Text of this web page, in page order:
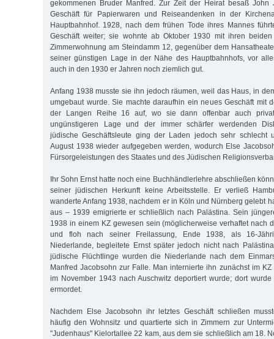
gekommenen Bruder Manfred. Zur Zeit der Heirat besaß John
Geschäft für Papierwaren und Reiseandenken in der
Hauptbahnhof. 1928, nach dem frühen Tode ihres Mannes
Geschäft weiter; sie wohnte ab Oktober 1930 mit ihren
Zimmerwohnung am Steindamm 12, gegenüber dem
seiner günstigen Lage in der Nähe des Hauptbahnhofs, vor
auch in den 1930 er Jahren noch ziemlich gut.
Anfang 1938 musste sie ihn jedoch räumen, weil das Haus, in
umgebaut wurde. Sie machte daraufhin ein neues Geschäft mit
der Langen Reihe 16 auf, wo sie dann offenbar auch
ungünstigeren Lage und der immer schärfer werdenden
jüdische Geschäftsleute ging der Laden jedoch sehr schlecht
August 1938 wieder aufgegeben werden, wodurch Else
Fürsorgeleistungen des Staates und des Jüdischen
Ihr Sohn Ernst hatte noch eine Buchhändlerlehre abschließen
seiner jüdischen Herkunft keine Arbeitsstelle. Er verließ
wanderte Anfang 1938, nachdem er in Köln und Nürnberg gelebt
aus – 1939 emigrierte er schließlich nach Palästina. Sein
1938 in einem KZ gewesen sein (möglicherweise verhaftet nach
und floh nach seiner Freilassung, Ende 1938, als 16-
Niederlande, begleitete Ernst später jedoch nicht nach
jüdische Flüchtlinge wurden die Niederlande nach dem
Manfred Jacobsohn zur Falle. Man internierte ihn zunächst im
im November 1943 nach Auschwitz deportiert wurde; dort
ermordet.
Nachdem Else Jacobsohn ihr letztes Geschäft schließen
häufig den Wohnsitz und quartierte sich in Zimmern zur
"Judenhaus" Kielortallee 22 kam, aus dem sie schließlich am 18.